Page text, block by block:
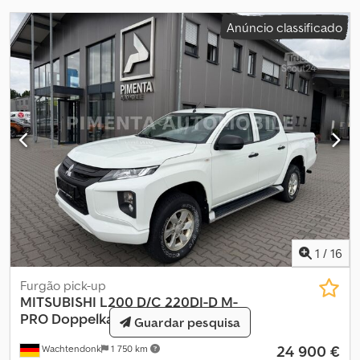
Anúncio classificado
1 / 16
Wachtendonk 1 750 km
Furgão pick-up
MITSUBISHI L200 D/C 220DI-D M-
PRO Doppelkabine 4WD
24 900 €
Guardar pesquisa